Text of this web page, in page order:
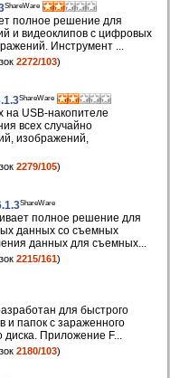
ShareWare
полное решение для
и видеоклипов с цифровых
Инструмент ...
2272/103)
ShareWare
на USB-накопителе
всех случайно
изображений,
2279/105)
ShareWare
полное решение для
данных со съемных
данных для съемных...
2215/161)
для быстрого
и папок с зараженного
диска. Приложение F...
2180/103)